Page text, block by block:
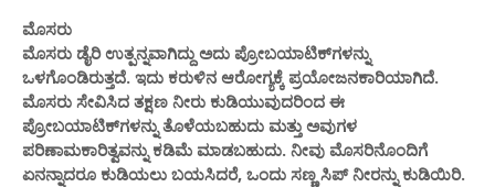
ಮೊಸರು
ಮೊಸರು ಡೈರಿ ಉತ್ಪನ್ನವಾಗಿದ್ದು ಅದು ಪ್ರೋಬಯಾಟಿಕ್‌ಗಳನ್ನು
ಒಳಗೊಂಡಿರುತ್ತದೆ. ಇದು ಕರುಳಿನ ಆರೋಗ್ಯಕ್ಕೆ ಪ್ರಯೋಜನಕಾರಿಯಾಗಿದೆ.
ಮೊಸರು ಸೇವಿಸಿದ ತಕ್ಷಣ ನೀರು ಕುಡಿಯುವುದರಿಂದ ಈ
ಪ್ರೋಬಯಾಟಿಕ್‌ಗಳನ್ನು ತೊಳೆಯಬಹುದು ಮತ್ತು ಅವುಗಳ
ಪರಿಣಾಮಕಾರಿತ್ವವನ್ನು ಕಡಿಮೆ ಮಾಡಬಹುದು. ನೀವು ಮೊಸರಿನೊಂದಿಗೆ
ಏನನ್ನಾದರೂ ಕುಡಿಯಲು ಬಯಸಿದರೆ, ಒಂದು ಸಣ್ಣ ಸಿಪ್ ನೀರನ್ನು ಕುಡಿಯಿರಿ.